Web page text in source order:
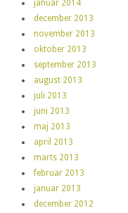
januar 2014
december 2013
november 2013
oktober 2013
september 2013
august 2013
juli 2013
juni 2013
maj 2013
april 2013
marts 2013
februar 2013
januar 2013
december 2012